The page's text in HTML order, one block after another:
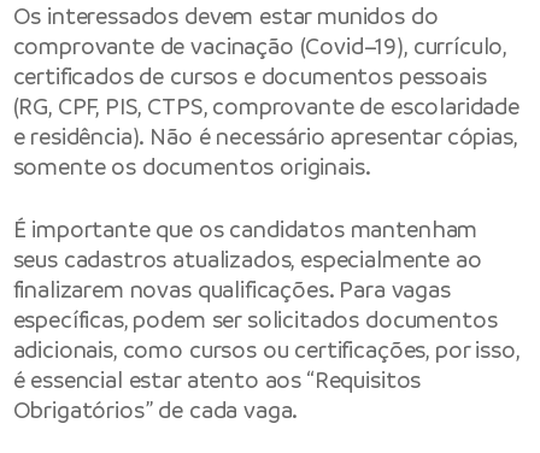
Os interessados devem estar munidos do
comprovante de vacinação (Covid–19), currículo,
certificados de cursos e documentos pessoais
(RG, CPF, PIS, CTPS, comprovante de escolaridade
e residência). Não é necessário apresentar cópias,
somente os documentos originais.
É importante que os candidatos mantenham
seus cadastros atualizados, especialmente ao
finalizarem novas qualificações. Para vagas
específicas, podem ser solicitados documentos
adicionais, como cursos ou certificações, por isso,
é essencial estar atento aos “Requisitos
Obrigatórios” de cada vaga.